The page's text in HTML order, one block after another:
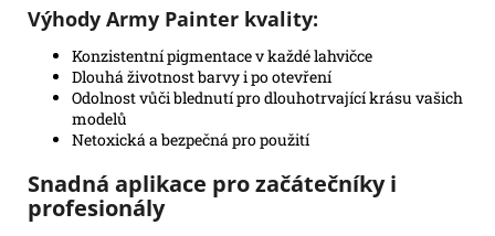
Výhody Army Painter kvality:
Konzistentní pigmentace v každé lahvičce
Dlouhá životnost barvy i po otevření
Odolnost vůči blednutí pro dlouhotrvající krásu vašich
modelů
Netoxická a bezpečná pro použití
Snadná aplikace pro začátečníky i
profesionály